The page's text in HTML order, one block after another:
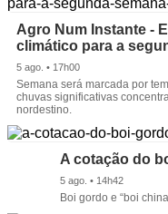
Agro Num Instante -
climático para a
5 ago. • 17h00
Semana será marcada por
chuvas significativas
nordestino.
A cotação do
5 ago. • 14h42
Boi gordo e “boi